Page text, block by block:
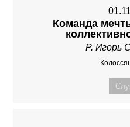
Команда
Р. Игорь